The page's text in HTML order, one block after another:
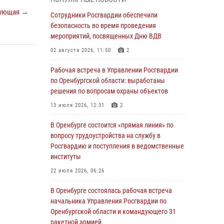
→
службу в Росгвардию и поступления в
ведомственные институты
30 июля 2026, 04:44
Дню Крещения Руси
28 июля 2026, 09:41 1
Росгвардейцы обеспечили правопорядок на
27 июля 2026, 14:36 2
Росгвардейцы предотвратили трагедию:
спасен мужчина в тяжелой жизненной
Росгвардейцы Оренбургской области
проверили готовность детских
образовательных учреждений к новому
Сотрудники Росгвардии обеспечили
безопасность во время проведения
мероприятий, посвященных Дню ВДВ
02 августа 2026, 11:50 2
Рабочая встреча в Управлении Росгвардии
по Оренбургской области: выработаны
решения по вопросам охраны объектов
13 июля 2026, 12:31 2
В Оренбурге состоится «прямая линия» по
вопросу трудоустройства на службу в
Росгвардию и поступления в ведомственные
институты
22 июля 2026, 06:26
В Оренбурге состоялась рабочая встреча
начальника Управления Росгвардии по
Оренбургской области и командующего 31
ракетной армией